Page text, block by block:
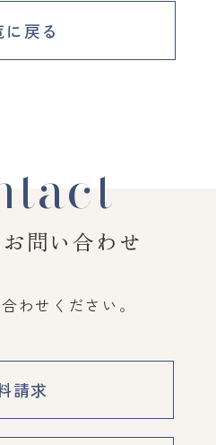
に戻る
問い合わせ
わせください。
請求